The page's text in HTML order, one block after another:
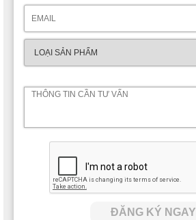
ĐĂNG KÝ NGAY